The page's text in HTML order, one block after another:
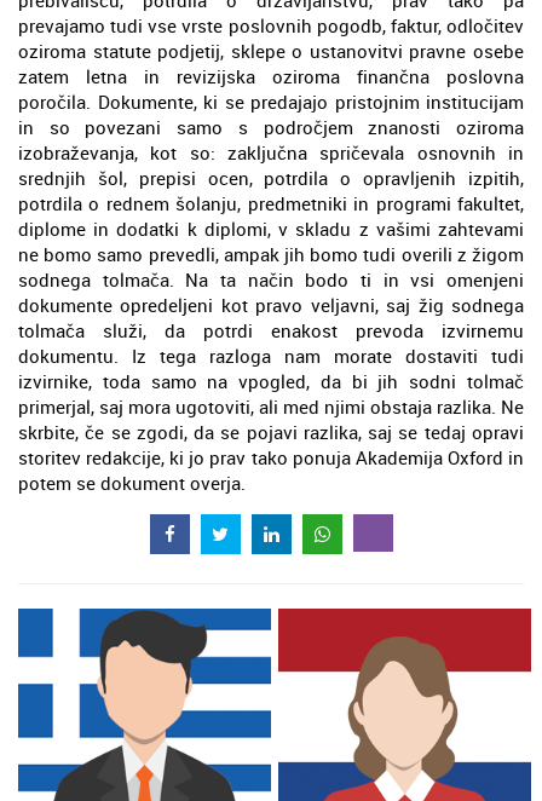
prevajamo tudi vse vrste poslovnih pogodb, faktur, odločitev
oziroma statute podjetij, sklepe o ustanovitvi pravne osebe
zatem letna in revizijska oziroma finančna poslovna
poročila. Dokumente, ki se predajajo pristojnim institucijam
in so povezani samo s področjem znanosti oziroma
izobraževanja, kot so: zaključna spričevala osnovnih in
srednjih šol, prepisi ocen, potrdila o opravljenih izpitih,
potrdila o rednem šolanju, predmetniki in programi fakultet,
diplome in dodatki k diplomi, v skladu z vašimi zahtevami
ne bomo samo prevedli, ampak jih bomo tudi overili z žigom
sodnega tolmača. Na ta način bodo ti in vsi omenjeni
dokumente opredeljeni kot pravo veljavni, saj žig sodnega
tolmača služi, da potrdi enakost prevoda izvirnemu
dokumentu. Iz tega razloga nam morate dostaviti tudi
izvirnike, toda samo na vpogled, da bi jih sodni tolmač
primerjal, saj mora ugotoviti, ali med njimi obstaja razlika. Ne
skrbite, če se zgodi, da se pojavi razlika, saj se tedaj opravi
storitev redakcije, ki jo prav tako ponuja Akademija Oxford in
potem se dokument overja.